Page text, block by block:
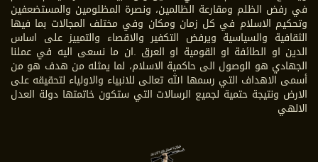
في رفض الظلم ومقارعة الظالمين، ونصرة المظلومين والمستضعفين
وتحكيم الاسلام في كل زمان ومكان وفي مختلف المجالات بما فيها
الثقافية والسياسية ويرفض التكفير والاقصاء والتمييز على اساس
الدين او الطائفة او القومية او العرق .ان ما نسعى اليه في عملنا
الجهادي هو الوصول الى حاكمية الاسلام، لما يمثله من هدف هو من
أسمى الاهداف التي رسمها الله تعالى للانبياء والاولياء لتحقيقه على
الارض ونتيجة حتمية لجميع الرسالات التي ستكون خاتمتها دولة العدل
الالهي